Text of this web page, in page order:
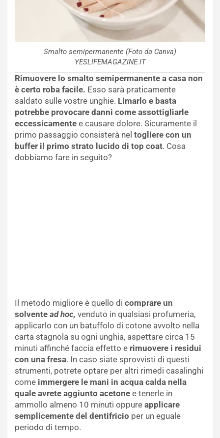
Smalto semipermanente (Foto da Canva)
YESLIFEMAGAZINE.IT
Rimuovere lo smalto semipermanente a casa non
è certo roba facile. Esso sarà praticamente
saldato sulle vostre unghie. Limarlo e basta
potrebbe provocare danni come assottigliarle
eccessicamente e causare dolore. Sicuramente il
primo passaggio consisterà nel togliere con un
buffer il primo strato lucido di top coat. Cosa
dobbiamo fare in seguito?
Il metodo migliore è quello di comprare un
solvente ad hoc, venduto in qualsiasi profumeria,
applicarlo con un batuffolo di cotone avvolto nella
carta stagnola su ogni unghia, aspettare circa 15
minuti affinché faccia effetto e rimuovere i residui
con una fresa. In caso siate sprovvisti di questi
strumenti, potrete optare per altri rimedi casalinghi
come immergere le mani in acqua calda nella
quale avrete aggiunto acetone e tenerle in
ammollo almeno 10 minuti oppure applicare
semplicemente del dentifricio per un eguale
periodo di tempo.